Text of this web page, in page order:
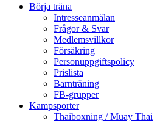
Börja träna
Intresseanmälan
Frågor & Svar
Medlemsvillkor
Försäkring
Personuppgiftspolicy
Prislista
Barnträning
FB-grupper
Kampsporter
Thaiboxning / Muay Thai